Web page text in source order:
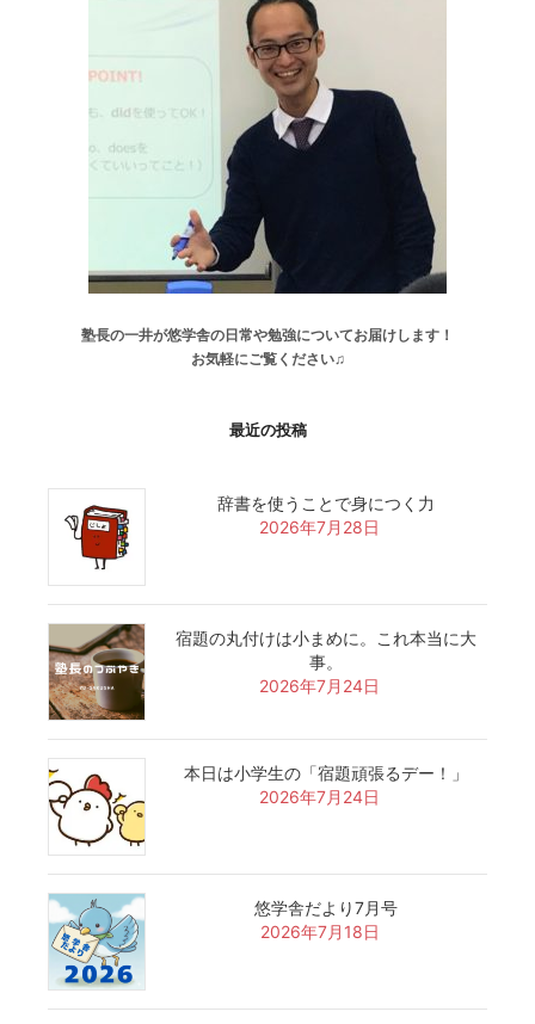
塾長の一井が悠学舎の日常や勉強についてお届けします！
お気軽にご覧ください♫
最近の投稿
辞書を使うことで身につく力
2026年7月28日
宿題の丸付けは小まめに。これ本当に大
事。
2026年7月24日
本日は小学生の「宿題頑張るデー！」
2026年7月24日
悠学舎だより7月号
2026年7月18日